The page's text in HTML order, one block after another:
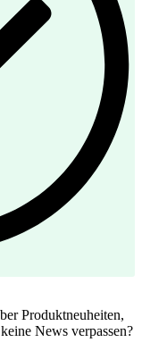
Produktneuheiten,
News verpassen?